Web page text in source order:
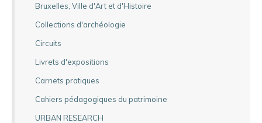
Bruxelles, Ville d'Art et d'Histoire
Collections d'archéologie
Circuits
Livrets d'expositions
Carnets pratiques
Cahiers pédagogiques du patrimoine
URBAN RESEARCH